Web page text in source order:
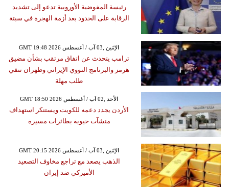
رئيسة المفوضية الأوروبية تدعو إلى تشديد
الرقابة على الحدود بعد أزمة الهجرة في سبتة
GMT 19:48 2026 الإثنين ,03 آب / أغسطس
ترامب يتحدث عن اتفاق مرتقب بشأن مضيق
هرمز والبرنامج النووي الإيراني وطهران تنفي
طلب مهلة
GMT 18:50 2026 الأحد ,02 آب / أغسطس
الأردن يجدد دعمه للكويت ويستنكر استهداف
منشآت حيوية بطائرات مسيرة
GMT 20:15 2026 الإثنين ,03 آب / أغسطس
الذهب يصعد مع تراجع مخاوف التصعيد
الأميركي ضد إيران